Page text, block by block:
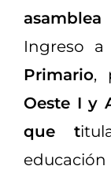
Ingreso
Primario,
Oeste I y
que t